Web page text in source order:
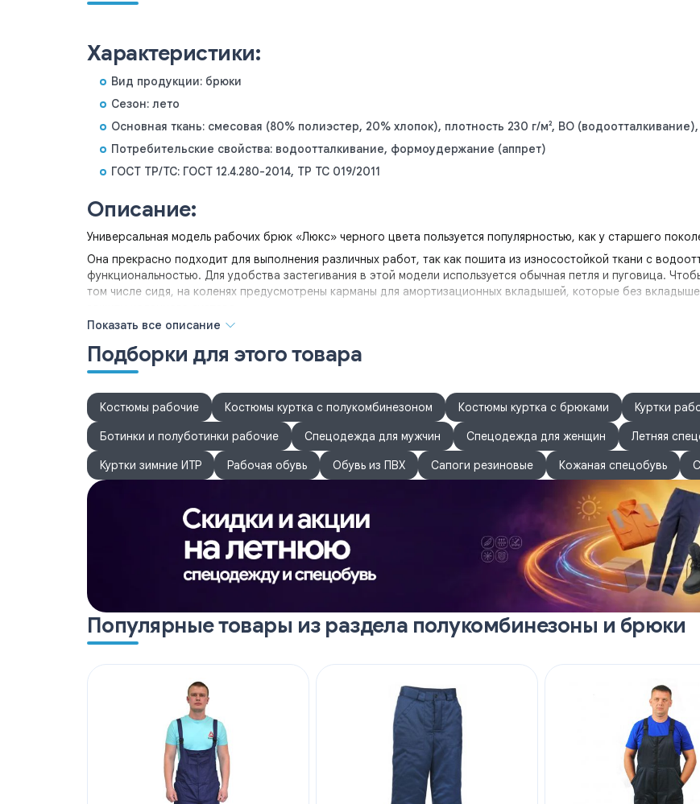
Характеристики:
Вид продукции: брюки
Сезон: лето
Основная ткань: смесовая (80% полиэстер, 20% хлопок), плотность 230 г/м², ВО
Потребительские свойства: водоотталкивание, формоудержание (аппрет)
ГОСТ ТР/ТС: ГОСТ 12.4.280-2014, ТР ТС 019/2011
Описание:
Универсальная модель рабочих брюк «Люкс» черного цвета пользуется популярностью, как у старшего
Она прекрасно подходит для выполнения различных работ, так как пошита из износостойкой ткани с
функциональностью. Для удобства застегивания в этой модели используется обычная петля и пуговица.
том числе сидя, на коленях предусмотрены карманы для амортизационных вкладышей, которые без
В местах соединения элементов модель оснащена двойной отделочной строчкой и закрепками на входах в
изделия.
Брюки: прямого силуэта, с центральной застёжкой гульфик на молнию, шлёвками для ремня. Отлётные
Карманы: передние карманы с наклонным входом, правый задний карман с застёжкой на контактную ленту;
строчкой на два, на правом боковом шве карманы для инструментов.
Усилительные элементы : в области колен усилительные накладки в виде накладных карманов.
двойных отделочных строчек, вход в карманы ограничен закрепками, что позволяет увеличить срок службы
Показать все описание
Подборки для этого товара
Костюмы рабочие Костюмы куртка с полукомбинезоном Костюмы куртка с брюками Куртки
Ботинки и полуботинки рабочие
Спецодежда для мужчин Спецодежда для женщин Летняя
Куртки зимние ИТР
Рабочая обувь Обувь из ПВХ Сапоги резиновые Кожаная спецобувь
Популярные товары из раздела полукомбинезоны и брюки